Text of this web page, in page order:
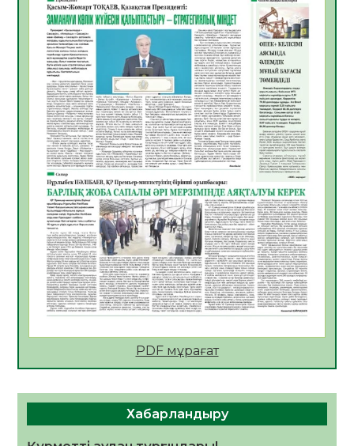
06.08.2026
40
Көкжөтел ауруы туралы
06.08.2026
36
АПВ вакцинасы туралы мәлімет
06.08.2026
36
Open Air: Қызылорда облысы полиция
департаменті 20 мыңнан астам
көрерменнің қауіпсіздігін қамтамасыз етті
06.08.2026
48
ҚЫЗЫЛОРДАДА «САНАЛЫ ҰРПАҚ –
ЖАРҚЫН БОЛАШАҚ» АТТЫ КЕҢЕЙТІЛГЕН
МӘЖІЛІС ӨТТІ
05.08.2026
49
Қазақстан Орталық Азиядағы көшуге ең
азаматтың міндеті
PDF мұрағат
Хабарландыру